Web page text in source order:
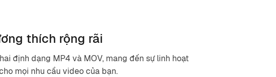
thích rộng rãi
định dạng MP4 và MOV, mang đến sự linh hoạt
mọi nhu cầu video của bạn.